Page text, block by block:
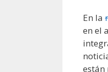
En la
en el
están